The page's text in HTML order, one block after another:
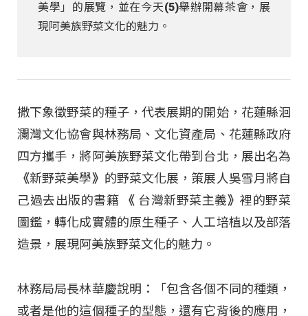
美學」的展覽，並在今天(5)舉辦開幕茶會，展
現阿美族野菜文化的魅力。
撒下象徵野菜的種子，代表展期的開始，花蓮縣洄
瀾灣文化協會與林務局、文化資產局、花蓮縣政府
四方攜手，將阿美族野菜文化帶到台北，展出名為
《新野菜美學》 的野菜文化展，策展人吳雪月將自
己過去出版的書籍
《 台灣新野菜主義》裡的野菜
圖鑑，轉化成實體的原生種子、人工培植以及部落
造景，展現阿美族野菜文化的魅力。
林務局局長林華慶說明：「包含各個不同的種類，
或者是他的這個種子的型態，還有它背後的應用，